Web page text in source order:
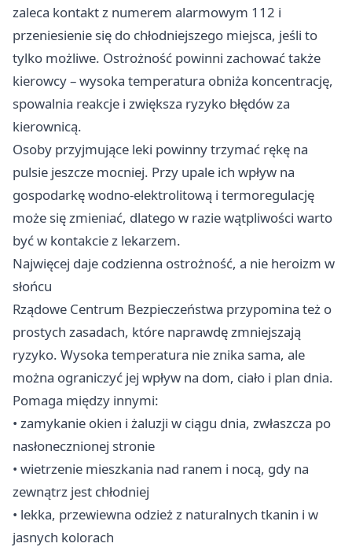
zaleca kontakt z numerem alarmowym 112 i
przeniesienie się do chłodniejszego miejsca, jeśli to
tylko możliwe. Ostrożność powinni zachować także
kierowcy – wysoka temperatura obniża koncentrację,
spowalnia reakcje i zwiększa ryzyko błędów za
kierownicą.
Osoby przyjmujące leki powinny trzymać rękę na
pulsie jeszcze mocniej. Przy upale ich wpływ na
gospodarkę wodno-elektrolitową i termoregulację
może się zmieniać, dlatego w razie wątpliwości warto
być w kontakcie z lekarzem.
Najwięcej daje codzienna ostrożność, a nie heroizm w
słońcu
Rządowe Centrum Bezpieczeństwa przypomina też o
prostych zasadach, które naprawdę zmniejszają
ryzyko. Wysoka temperatura nie znika sama, ale
można ograniczyć jej wpływ na dom, ciało i plan dnia.
Pomaga między innymi:
• zamykanie okien i żaluzji w ciągu dnia, zwłaszcza po
nasłonecznionej stronie
• wietrzenie mieszkania nad ranem i nocą, gdy na
zewnątrz jest chłodniej
• lekka, przewiewna odzież z naturalnych tkanin i w
jasnych kolorach